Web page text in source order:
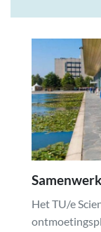
Het TU/e